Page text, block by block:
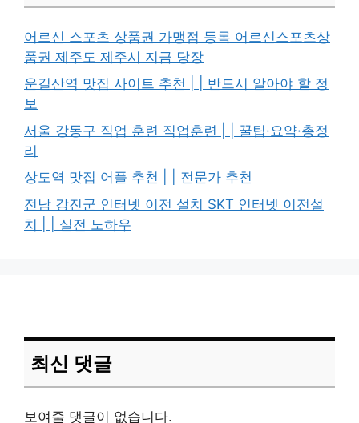
어르신 스포츠 상품권 가맹점 등록 어르신스포츠상
품권 제주도 제주시 지금 당장
운길산역 맛집 사이트 추천 | | 반드시 알아야 할 정
보
서울 강동구 직업 훈련 직업훈련 | | 꿀팁·요약·총정
리
상도역 맛집 어플 추천 | | 전문가 추천
전남 강진군 인터넷 이전 설치 SKT 인터넷 이전설
치 | | 실전 노하우
최신 댓글
보여줄 댓글이 없습니다.